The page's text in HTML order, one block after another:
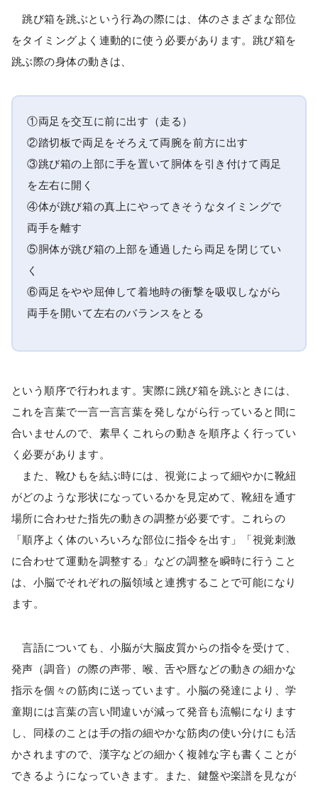
跳び箱を跳ぶという行為の際には、体のさまざまな部位
をタイミングよく連動的に使う必要があります。跳び箱を
跳ぶ際の身体の動きは、
①両足を交互に前に出す（走る）
②踏切板で両足をそろえて両腕を前方に出す
③跳び箱の上部に手を置いて胴体を引き付けて両足
を左右に開く
④体が跳び箱の真上にやってきそうなタイミングで
両手を離す
⑤胴体が跳び箱の上部を通過したら両足を閉じてい
く
⑥両足をやや屈伸して着地時の衝撃を吸収しながら
両手を開いて左右のバランスをとる
という順序で行われます。実際に跳び箱を跳ぶときには、
これを言葉で一言一言言葉を発しながら行っていると間に
合いませんので、素早くこれらの動きを順序よく行ってい
く必要があります。
また、靴ひもを結ぶ時には、視覚によって細やかに靴紐
がどのような形状になっているかを見定めて、靴紐を通す
場所に合わせた指先の動きの調整が必要です。これらの
「順序よく体のいろいろな部位に指令を出す」「視覚刺激
に合わせて運動を調整する」などの調整を瞬時に行うこと
は、小脳でそれぞれの脳領域と連携することで可能になり
ます。
言語についても、小脳が大脳皮質からの指令を受けて、
発声（調音）の際の声帯、喉、舌や唇などの動きの細かな
指示を個々の筋肉に送っています。小脳の発達により、学
童期には言葉の言い間違いが減って発音も流暢になります
し、同様のことは手の指の細やかな筋肉の使い分けにも活
かされますので、漢字などの細かく複雑な字も書くことが
できるようになっていきます。また、鍵盤や楽譜を見なが